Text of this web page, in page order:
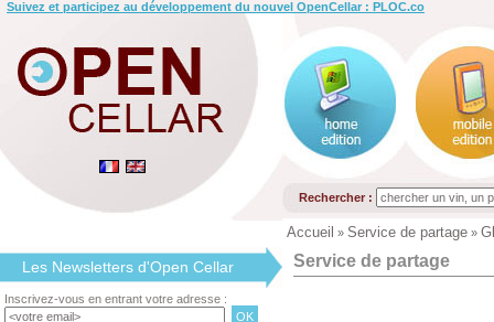
Suivez et participez au développement du nouvel OpenCellar : PLOC.co
Rechercher :
Accueil » Service de partage »
Les Newsletters d'Open Cellar
Inscrivez-vous en entrant votre adresse :
Service de partage